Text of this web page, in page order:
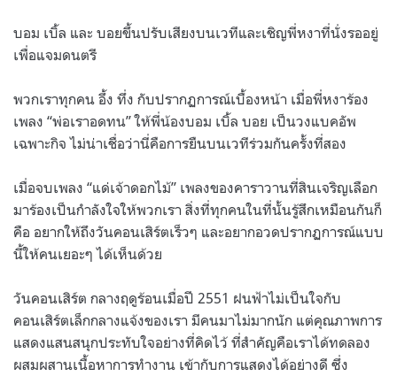
บอม เบิ้ล และ บอยขึ้นปรับเสียงบนเวทีและเชิญพี่หงาที่นั่งรออยู่
เพื่อแจมดนตรี
พวกเราทุกคน อึ้ง ทึ่ง กับปรากฏการณ์เบื้องหน้า เมื่อพี่หงาร้อง
เพลง “พ่อเราอดทน” ให้พี่น้องบอม เบิ้ล บอย เป็นวงแบคอัพ
เฉพาะกิจ ไม่น่าเชื่อว่านี่คือการยืนบนเวทีร่วมกันครั้งที่สอง
เมื่อจบเพลง “แด่เจ้าดอกไม้” เพลงของคาราวานที่สินเจริญเลือก
มาร้องเป็นกำลังใจให้พวกเรา สิ่งที่ทุกคนในที่นั้นรู้สึกเหมือนกันก็
คือ อยากให้ถึงวันคอนเสิร์ตเร็วๆ และอยากอวดปรากฏการณ์แบบ
นี้ให้คนเยอะๆ ได้เห็นด้วย
วันคอนเสิร์ต กลางฤดูร้อนเมื่อปี 2551 ฝนฟ้าไม่เป็นใจกับ
คอนเสิร์ตเล็กกลางแจ้งของเรา มีคนมาไม่มากนัก แต่คุณภาพการ
แสดงแสนสนุกประทับใจอย่างที่คิดไว้ ที่สำคัญคือเราได้ทดลอง
ผสมผสานเนื้อหาการทำงาน เข้ากับการแสดงได้อย่างดี ซึ่ง